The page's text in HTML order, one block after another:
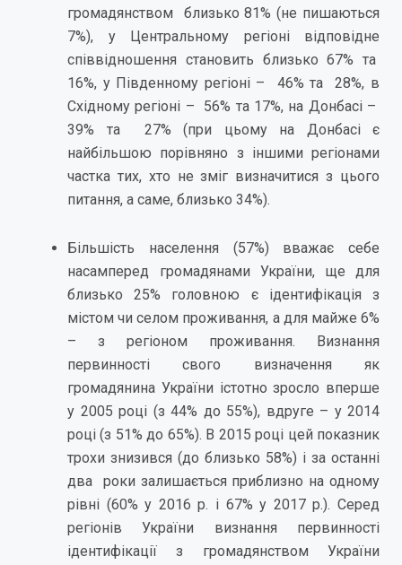
громадянством близько 81% (не пишаються
7%), у Центральному регіоні відповідне
співвідношення становить близько 67% та
16%, у Південному регіоні – 46% та 28%, в
Східному регіоні – 56% та 17%, на Донбасі –
39% та 27% (при цьому на Донбасі є
найбільшою порівняно з іншими регіонами
частка тих, хто не зміг визначитися з цього
питання, а саме, близько 34%).
Більшість населення (57%) вважає себе
насамперед громадянами України, ще для
близько 25% головною є ідентифікація з
містом чи селом проживання, а для майже 6%
– з регіоном проживання. Визнання
первинності свого визначення як
громадянина України істотно зросло вперше
у 2005 році (з 44% до 55%), вдруге – у 2014
році (з 51% до 65%). В 2015 році цей показник
трохи знизився (до близько 58%) і за останні
два роки залишається приблизно на одному
рівні (60% у 2016 р. і 67% у 2017 р.). Серед
регіонів України визнання первинності
ідентифікації з громадянством України